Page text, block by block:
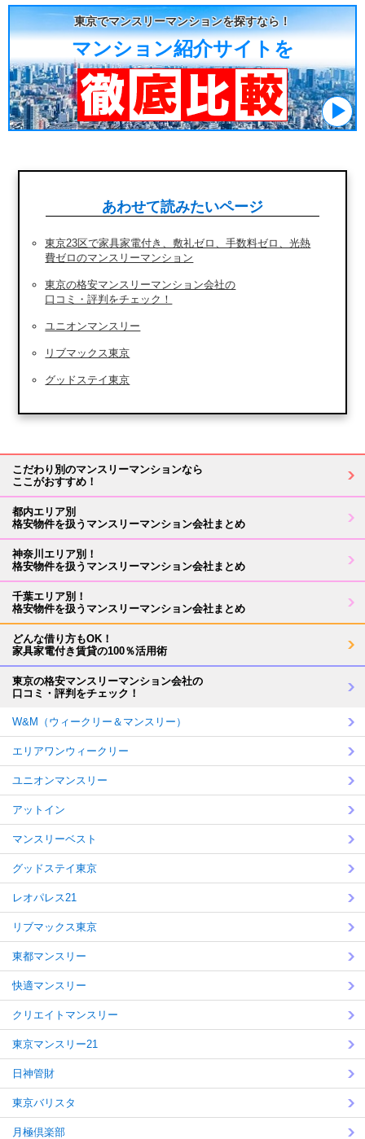
東京でマンスリーマンションを探すなら！
マンション紹介サイトを
あわせて読みたいページ
東京23区で家具家電付き、敷礼ゼロ、手数料ゼロ、光熱
費ゼロのマンスリーマンション
東京の格安マンスリーマンション会社の
口コミ・評判をチェック！
ユニオンマンスリー
リブマックス東京
グッドステイ東京
こだわり別のマンスリーマンションなら
ここがおすすめ！
都内エリア別
格安物件を扱うマンスリーマンション会社まとめ
神奈川エリア別！
格安物件を扱うマンスリーマンション会社まとめ
千葉エリア別！
格安物件を扱うマンスリーマンション会社まとめ
どんな借り方もOK！
家具家電付き賃貸の100％活用術
東京の格安マンスリーマンション会社の
口コミ・評判をチェック！
W&M（ウィークリー＆マンスリー）
エリアワンウィークリー
ユニオンマンスリー
アットイン
マンスリーベスト
グッドステイ東京
レオパレス21
リブマックス東京
東都マンスリー
快適マンスリー
クリエイトマンスリー
東京マンスリー21
日神管財
東京バリスタ
月極倶楽部